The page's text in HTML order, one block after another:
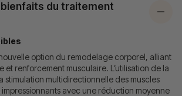
du traitement
option du remodelage corporel, alliant
et renforcement musculaire. L’utilisation de la
stimulation multidirectionnelle des muscles
avec une réduction moyenne